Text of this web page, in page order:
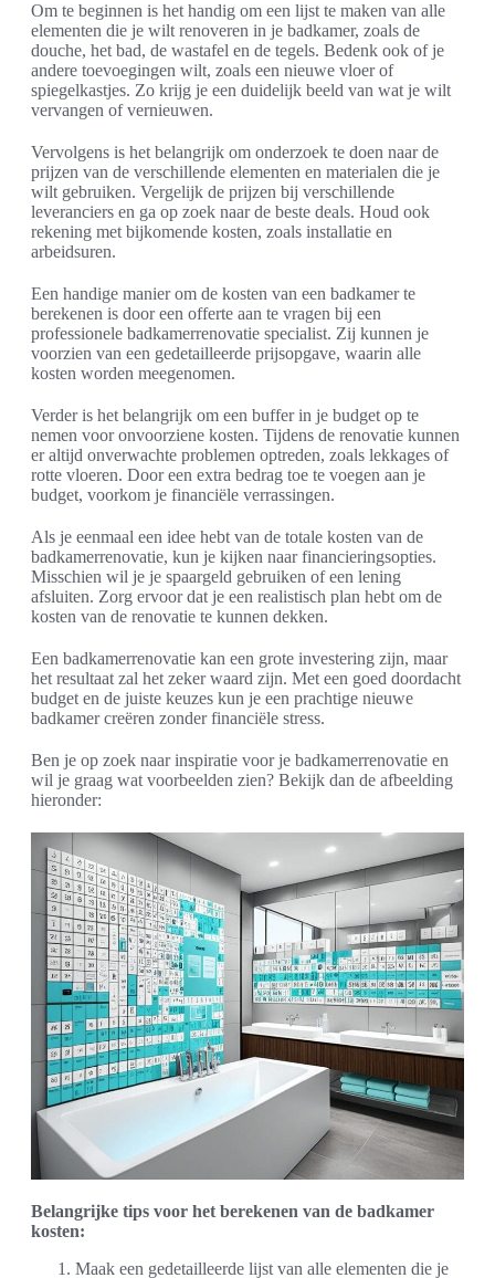
Om te beginnen is het handig om een lijst te maken van alle
elementen die je wilt renoveren in je badkamer, zoals de
douche, het bad, de wastafel en de tegels. Bedenk ook of je
andere toevoegingen wilt, zoals een nieuwe vloer of
spiegelkastjes. Zo krijg je een duidelijk beeld van wat je wilt
vervangen of vernieuwen.
Vervolgens is het belangrijk om onderzoek te doen naar de
prijzen van de verschillende elementen en materialen die je
wilt gebruiken. Vergelijk de prijzen bij verschillende
leveranciers en ga op zoek naar de beste deals. Houd ook
rekening met bijkomende kosten, zoals installatie en
arbeidsuren.
Een handige manier om de kosten van een badkamer te
berekenen is door een offerte aan te vragen bij een
professionele badkamerrenovatie specialist. Zij kunnen je
voorzien van een gedetailleerde prijsopgave, waarin alle
kosten worden meegenomen.
Verder is het belangrijk om een buffer in je budget op te
nemen voor onvoorziene kosten. Tijdens de renovatie kunnen
er altijd onverwachte problemen optreden, zoals lekkages of
rotte vloeren. Door een extra bedrag toe te voegen aan je
budget, voorkom je financiële verrassingen.
Als je eenmaal een idee hebt van de totale kosten van de
badkamerrenovatie, kun je kijken naar financieringsopties.
Misschien wil je je spaargeld gebruiken of een lening
afsluiten. Zorg ervoor dat je een realistisch plan hebt om de
kosten van de renovatie te kunnen dekken.
Een badkamerrenovatie kan een grote investering zijn, maar
het resultaat zal het zeker waard zijn. Met een goed doordacht
budget en de juiste keuzes kun je een prachtige nieuwe
badkamer creëren zonder financiële stress.
Ben je op zoek naar inspiratie voor je badkamerrenovatie en
wil je graag wat voorbeelden zien? Bekijk dan de afbeelding
hieronder:
Belangrijke tips voor het berekenen van de badkamer
kosten:
Maak een gedetailleerde lijst van alle elementen die je